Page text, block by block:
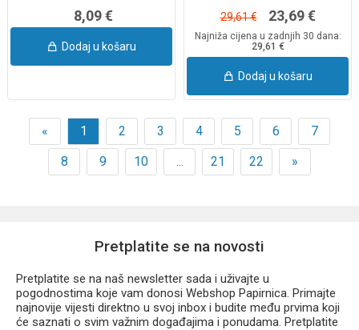
8,09 €
Dodaj u košaru
29,61 € 23,69 €
Najniža cijena u zadnjih 30 dana:
29,61 €
Dodaj u košaru
« 1 2 3 4 5 6
7
8
9 10 ... 21 22 »
Pretplatite se na novosti
Pretplatite se na naš newsletter sada i uživajte u
pogodnostima koje vam donosi Webshop Papirnica. Primajte
najnovije vijesti direktno u svoj inbox i budite među prvima koji
će saznati o svim važnim događajima i ponudama. Pretplatite